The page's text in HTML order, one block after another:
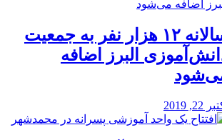
️سالانه ۱۲ هزار نفر به جمعیت
البرز اضافه
22, 2019